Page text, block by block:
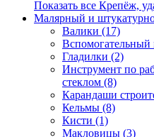
Показать все Крепёж,
Малярный и
Валики (17)
Гладилки (2)
Инструмент по
стеклом (8)
Карандаши
Кельмы (8)
Кисти (1)
Макловицы (3)